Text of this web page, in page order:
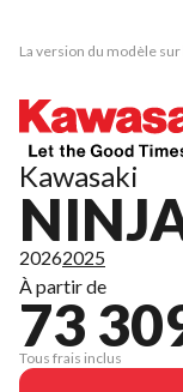
La version du modèle
Kawasaki
20262025
À partir de
73
Tous frais inclus